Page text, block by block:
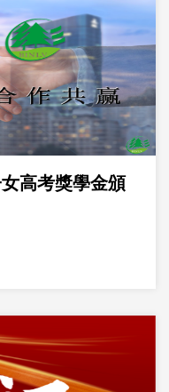
高考獎學金頒